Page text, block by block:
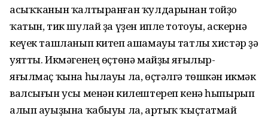
асыҡҡанын ҡал­тыранған ҡулдарынан тойҙо
ҡатын, тик шулай ҙа үҙен ипле тотоуы, аскернә
кеүек ташланып китеп ашамауы татлы хистәр ҙә
уятты. Икмә­генең өҫтөнә майҙы яғылыр-
яғылмаҫ ҡына һылауы ла, өҫтәлгә төшкән икмәк
валсығын усы менән килештереп кенә һыпырып
алып ауыҙына ҡабыуы ла, артыҡ ҡыҫтатмай